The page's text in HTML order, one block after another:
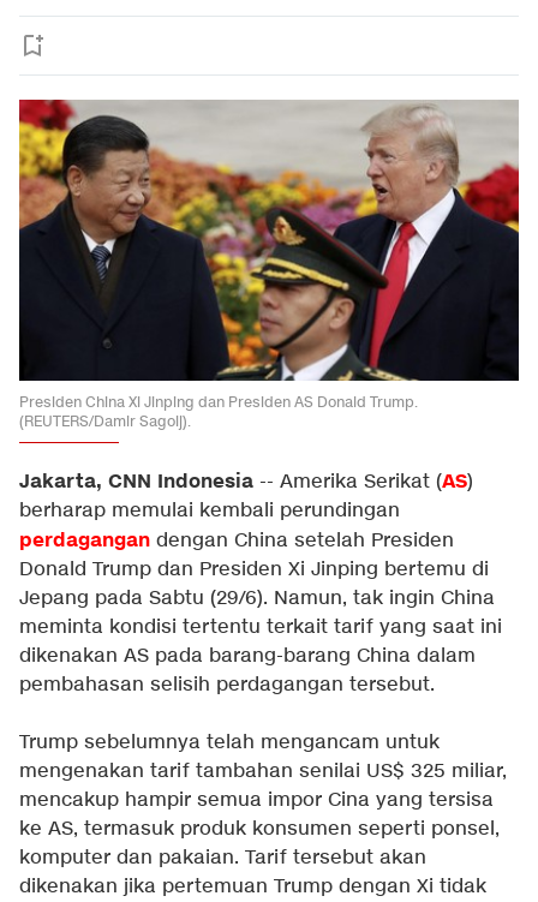
Presiden China Xi Jinping dan Presiden AS Donald Trump.
(REUTERS/Damir Sagolj).
Jakarta, CNN Indonesia -- Amerika Serikat (AS)
berharap memulai kembali perundingan
perdagangan dengan China setelah Presiden
Donald Trump dan Presiden Xi Jinping bertemu di
Jepang pada Sabtu (29/6). Namun, tak ingin China
meminta kondisi tertentu terkait tarif yang saat ini
dikenakan AS pada barang-barang China dalam
pembahasan selisih perdagangan tersebut.
Trump sebelumnya telah mengancam untuk
mengenakan tarif tambahan senilai US$ 325 miliar,
mencakup hampir semua impor Cina yang tersisa
ke AS, termasuk produk konsumen seperti ponsel,
komputer dan pakaian. Tarif tersebut akan
dikenakan jika pertemuan Trump dengan Xi tidak